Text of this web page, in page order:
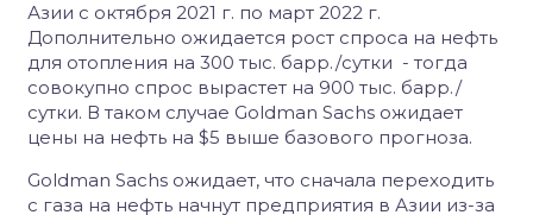
Азии с октября 2021 г. по март 2022 г.
Дополнительно ожидается рост спроса на нефть
для отопления на 300 тыс. барр./сутки - тогда
совокупно спрос вырастет на 900 тыс. барр./
сутки. В таком случае Goldman Sachs ожидает
цены на нефть на $5 выше базового прогноза.
Goldman Sachs ожидает, что сначала переходить
с газа на нефть начнут предприятия в Азии из-за